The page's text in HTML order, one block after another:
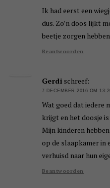
Ik had eerst een
dus. Zo’n doos lijkt
beetje zorgen
Beantwoorden
Gerdi schreef:
7 DECEMBER 2016 OM
Wat goed dat iedere
krijgt en het doosje
Mijn kinderen
op de slaapkamer in
verhuisd naar hun
Beantwoorden